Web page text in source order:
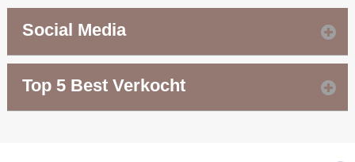
Social Media
Top 5 Best Verkocht